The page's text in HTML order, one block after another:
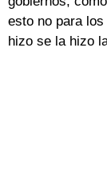
esto no para
hizo se la hizo